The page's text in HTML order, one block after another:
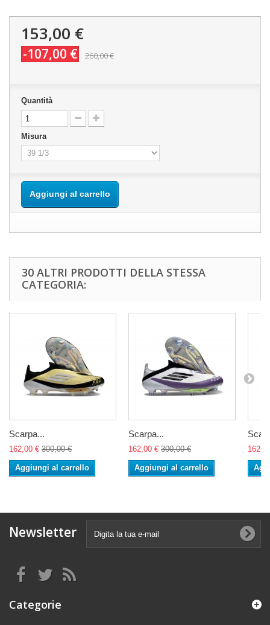
153,00 €
-107,00 € 260,00 €
Quantità
Misura
Aggiungi al carrello
30 ALTRI PRODOTTI DELLA STESSA
CATEGORIA:
Scarpa...
162,00 € 300,00 €
Aggiungi al carrello
Scarpa...
162,00 € 300,00 €
Aggiungi al carrello
Newsletter
Categorie